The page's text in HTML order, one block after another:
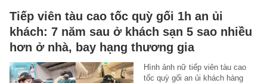
Tiếp viên tàu cao tốc quỳ gối 1h an ủi
khách: 7 năm sau ở khách sạn 5 sao nhiều
hơn ở nhà, bay hạng thương gia
Hình ảnh nữ tiếp viên tàu cao
tốc quỳ gối an ủi khách hàng